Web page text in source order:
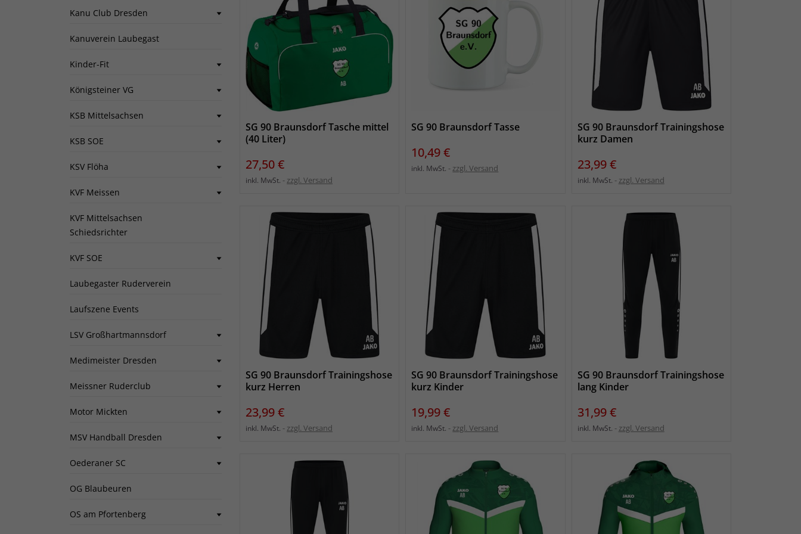
Kanu Club Dresden
Kanuverein Laubegast
Kinder-Fit
Königsteiner VG
KSB Mittelsachsen
KSB SOE
KSV Flöha
KVF Meissen
KVF Mittelsachsen
Schiedsrichter
KVF SOE
Laubegaster Ruderverein
Laufszene Events
LSV Großhartmannsdorf
Medimeister Dresden
Meissner Ruderclub
Motor Mickten
MSV Handball Dresden
Oederaner SC
OG Blaubeuren
OS am Pfortenberg
SG 90 Braunsdorf Tasche mittel
(40 Liter)
Preis
27,50 €
inkl. MwSt. zzgl. Versand
SG 90 Braunsdorf Tasse
Preis
10,49 €
inkl. MwSt. zzgl. Versand
SG 90 Braunsdorf Trainingshose
kurz Damen
Preis
23,99 €
inkl. MwSt. zzgl. Versand
SG 90 Braunsdorf Trainingshose
kurz Herren
Preis
23,99 €
inkl. MwSt. zzgl. Versand
SG 90 Braunsdorf Trainingshose
kurz Kinder
Preis
19,99 €
inkl. MwSt. zzgl. Versand
SG 90 Braunsdorf Trainingshose
lang Kinder
Preis
31,99 €
inkl. MwSt. zzgl. Versand